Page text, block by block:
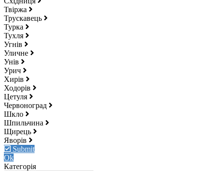
Твіржа
Трускавець
Турка
Тухля
Угнів
Уличне
Унів
Урич
Хирів
Ходорів
Цетуля
Червоноград
Шкло
Шпильчина
Щирець
Яворів
Submit
Ok
Категорія